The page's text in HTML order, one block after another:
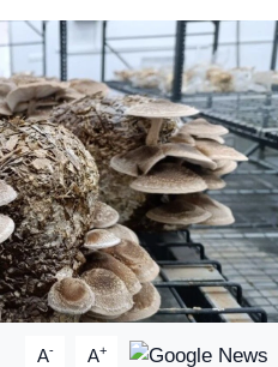
A- A+